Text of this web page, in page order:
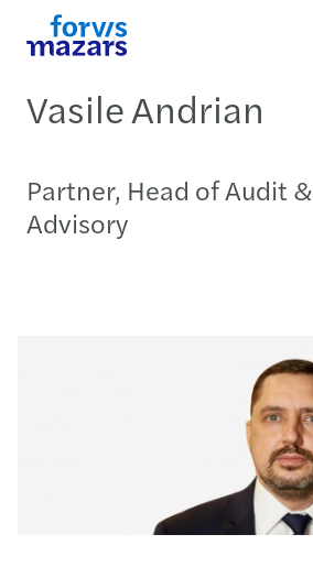
Vasile Andrian
Partner, Head of Audit
Advisory